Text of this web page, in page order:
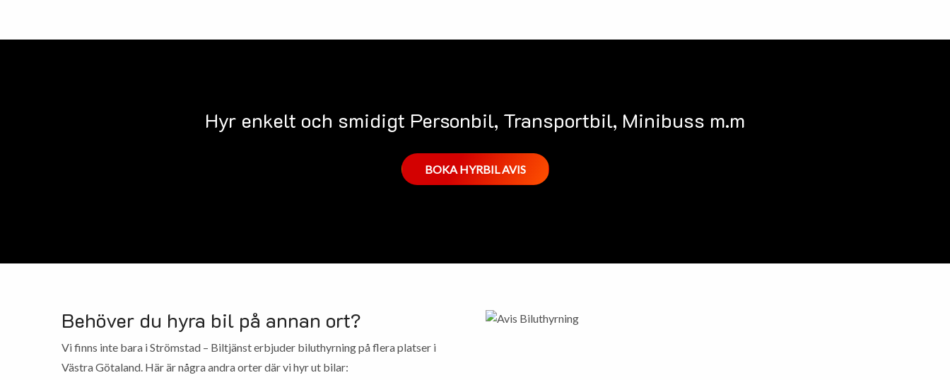
Hyr enkelt och smidigt Personbil, Transportbil, Minibuss m.m
BOKA HYRBIL AVIS
Behöver du hyra bil på annan ort?
Vi finns inte bara i Strömstad – Biltjänst erbjuder biluthyrning på flera platser i
Västra Götaland. Här är några andra orter där vi hyr ut bilar: